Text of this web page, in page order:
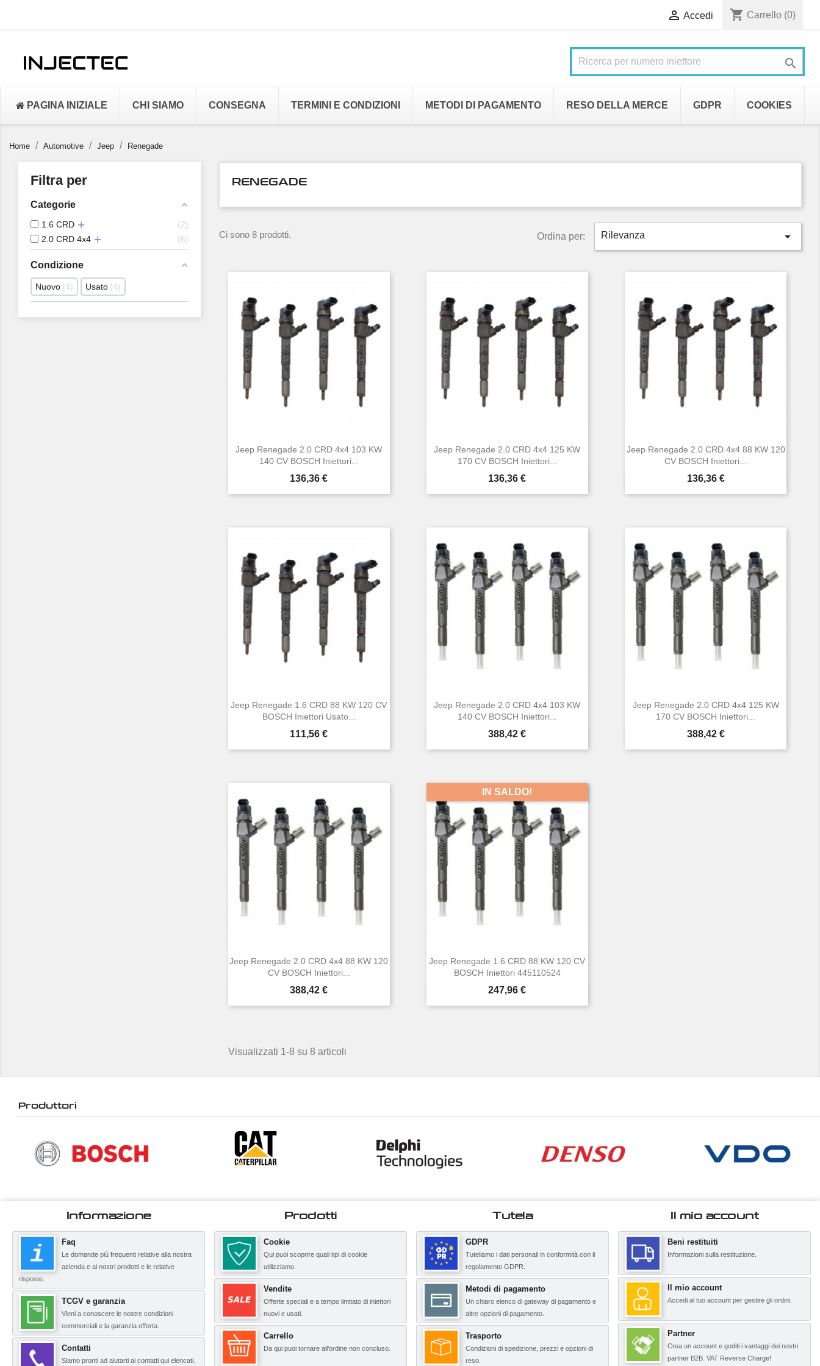
 Accedi shopping_cart Carrello (0)

PAGINA INIZIALE CHI SIAMO CONSEGNA TERMINI E CONDIZIONI METODI DI PAGAMENTO RESO DELLA MERCE GDPR COOKIES
Home Automotive Jeep Renegade
Filtra per
Categorie
1.6 CRD
2
2.0 CRD 4x4
6
Condizione
Nuovo 4 Usato 4
RENEGADE
Ci sono 8 prodotti. Ordina per: Rilevanza 
Jeep Renegade 2.0 CRD 4x4 103 KW
140 CV BOSCH Iniettori...
Prezzo
136,36 €
 Anteprima
Jeep Renegade 2.0 CRD 4x4 125 KW
170 CV BOSCH Iniettori...
Prezzo
136,36 €
 Anteprima
Jeep Renegade 2.0 CRD 4x4 88 KW 120
CV BOSCH Iniettori...
Prezzo
136,36 €
 Anteprima
Jeep Renegade 1.6 CRD 88 KW 120 CV
BOSCH Iniettori Usato...
Prezzo
111,56 €
Anteprima
Jeep Renegade 2.0 CRD 4x4 103 KW
140 CV BOSCH Iniettori...
Prezzo
388,42 €
Anteprima
Jeep Renegade 2.0 CRD 4x4 125 KW
170 CV BOSCH Iniettori...
Prezzo
388,42 €
Anteprima
Jeep Renegade 2.0 CRD 4x4 88 KW 120
CV BOSCH Iniettori...
Prezzo
388,42 €
 Anteprima
Jeep Renegade 1.6 CRD 88 KW 120 CV
BOSCH Iniettori 445110524
Prezzo
247,96 €
IN SALDO!
 Anteprima
Visualizzati 1-8 su 8 articoli
Produttori
Informazione
Faq
Le domande più frequenti relative alla nostra
azienda e ai nostri prodotti e le relative
risposte.
TCGV e garanzia
Vieni a conoscere le nostre condizioni
commerciali e la garanzia offerta.
Contatti
Siamo pronti ad aiutarti ai contatti qui elencati.
Prodotti
Cookie
Qui puoi scoprire quali tipi di cookie
utilizziamo.
Vendite
Offerte speciali e a tempo limitato di iniettori
nuovi e usati.
Carrello
Da qui puoi tornare all’ordine non concluso.
Tutela
GDPR
Tuteliamo i dati personali in conformità con il
regolamento GDPR.
Metodi di pagamento
Un chiaro elenco di gateway di pagamento e
altre opzioni di pagamento.
Trasporto
Condizioni di spedizione, prezzi e opzioni di
reso.
Il mio account
Beni restituiti
Informazioni sulla restituzione.
Il mio account
Accedi al tuo account per gestire gli ordini.
Partner
Crea un account e goditi i vantaggi dei nostri
partner B2B. VAT Reverse Charge!